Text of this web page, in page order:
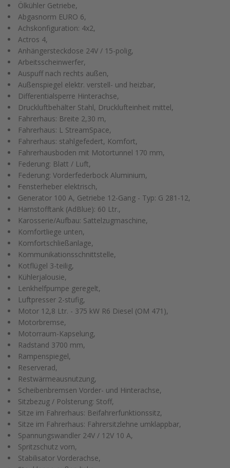
Ölkühler Getriebe,
Abgasnorm EURO 6,
Achskonfiguration: 4x2,
Actros 4,
Anhängersteckdose 24V / 15-polig,
Arbeitsscheinwerfer,
Auspuff nach rechts außen,
Außenspiegel elektr. verstell- und heizbar,
Differentialsperre Hinterachse,
Druckluftbehälter Stahl, Drucklufteinheit mittel,
Fahrerhaus: Breite 2,30 m,
Fahrerhaus: L StreamSpace,
Fahrerhaus: stahlgefedert, Komfort,
Fahrerhausboden mit Motortunnel 170 mm,
Federung: Blatt / Luft,
Federung: Vorderfederbock Aluminium,
Fensterheber elektrisch,
Generator 100 A, Getriebe 12-Gang - Typ: G 281-12,
Harnstofftank (AdBlue): 60 Ltr.,
Karosserie/Aufbau: Sattelzugmaschine,
Komfortliege unten,
Komfortschließanlage,
Kommunikationsschnittstelle,
Kotflügel 3-teilig,
Kühlerjalousie,
Lenkhelfpumpe geregelt,
Luftpresser 2-stufig,
Motor 12,8 Ltr. - 375 kW R6 Diesel (OM 471),
Motorbremse,
Motorraum-Kapselung,
Radstand 3700 mm,
Rampenspiegel,
Reserverad,
Restwärmeausnutzung,
Scheibenbremsen Vorder- und Hinterachse,
Sitzbezug / Polsterung: Stoff,
Sitze im Fahrerhaus: Beifahrerfunktionssitz,
Sitze im Fahrerhaus: Fahrersitzlehne umklappbar,
Spannungswandler 24V / 12V 10 A,
Spritzschutz vorn,
Stabilisator Vorderachse,